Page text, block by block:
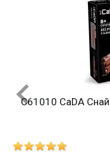
C61010 CaDA